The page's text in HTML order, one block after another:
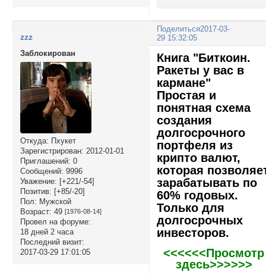
Поделиться2017-03-
29 15:32:05
zzz
Заблокирован
Откуда: Пхукет
Зарегистрирован: 2012-01-01
Приглашений: 0
Сообщений: 9996
Уважение: [+221/-54]
Позитив: [+85/-20]
Пол: Мужской
Возраст: 49 [1976-08-14]
Провел на форуме:
18 дней 2 часа
Последний визит:
2017-03-29 17:01:05
Книга "Биткоин.
Ракеты у вас в
кармане"
Простая и
понятная схема
создания
долгосрочного
портфеля из
крипто валют,
которая
зарабатывать по
60% годовых.
Только для
долгосрочных
инвесторов.
<<<<<<Просмотр
здесь>>>>>>